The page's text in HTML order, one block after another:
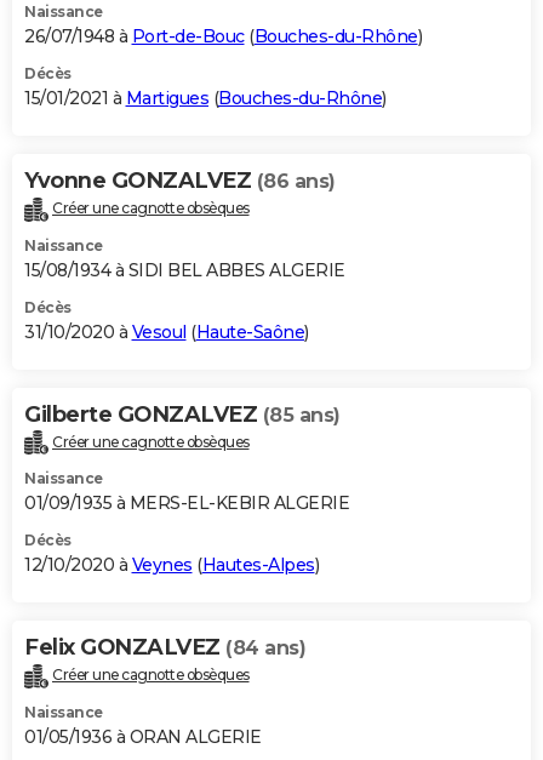
Naissance
26/07/1948 à Port-de-Bouc(Bouches-du-Rhône)
Décès
15/01/2021 à Martigues (Bouches-du-Rhône)
Yvonne GONZALVEZ (86 ans)
Créer une cagnotte obsèques
Naissance
15/08/1934 à SIDI BEL ABBES ALGERIE
Décès
31/10/2020 à Vesoul (Haute-Saône)
Gilberte GONZALVEZ (85 ans)
Créer une cagnotte obsèques
Naissance
01/09/1935 à MERS-EL-KEBIR ALGERIE
Décès
12/10/2020 à Veynes (Hautes-Alpes)
Felix GONZALVEZ (84 ans)
Créer une cagnotte obsèques
Naissance
01/05/1936 à ORAN ALGERIE